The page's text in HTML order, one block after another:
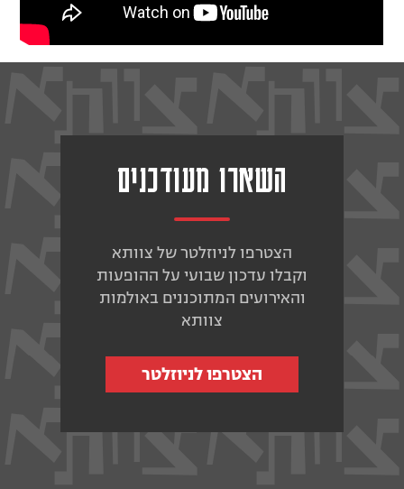
השארו מעודכנים
הצטרפו לניוזלטר של צוותא
וקבלו עדכון שבועי על ההופעות
והאירועים המתוכננים באולמות
צוותא
הצטרפו לניוזלטר